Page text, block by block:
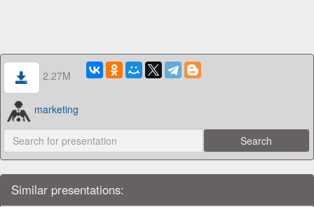
2.27M
marketing
Similar presentations: